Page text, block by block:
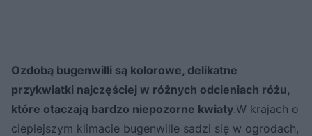
Ozdobą bugenwilli są kolorowe, delikatne
przykwiatki najczęściej w różnych odcieniach różu,
które otaczają bardzo niepozorne kwiaty.W krajach o
cieplejszym klimacie bugenwille sadzi się w ogrodach,